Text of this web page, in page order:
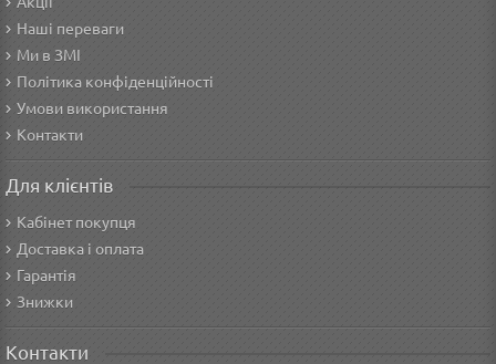
Наші переваги
Ми в ЗМІ
Політика конфіденційності
Умови використання
Контакти
Для клієнтів
Кабінет покупця
Доставка і оплата
Гарантія
Знижки
Контакти